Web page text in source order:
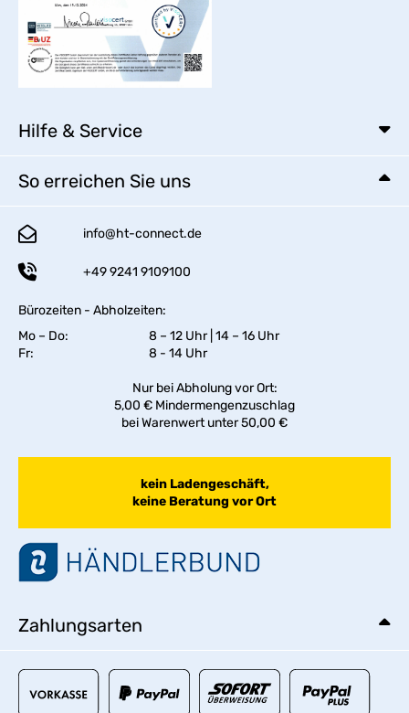
Hilfe & Service
So erreichen Sie uns
info@ht-connect.de
+49 9241 9109100
Bürozeiten - Abholzeiten:
Mo – Do:
8 – 12 Uhr | 14 – 16 Uhr
Fr:
8 - 14 Uhr
Nur bei Abholung vor Ort:
5,00 € Mindermengenzuschlag
bei Warenwert unter 50,00 €
kein Ladengeschäft,
keine Beratung vor Ort
Zahlungsarten